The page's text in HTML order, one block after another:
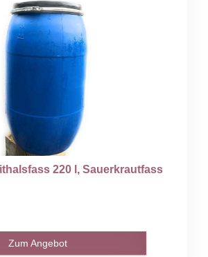
220 l, Sauerkrautfass
Zum Angebot